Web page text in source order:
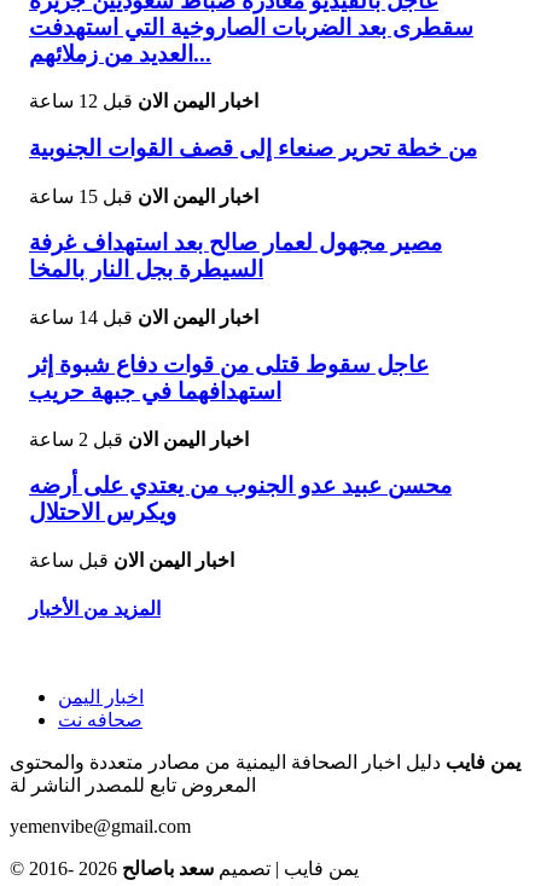
سقطرى بعد الضربات الصاروخية التي استهدفت
العديد من زملائهم...
اخبار اليمن الان قبل 12 ساعة
من خطة تحرير صنعاء إلى قصف القوات الجنوبية
اخبار اليمن الان قبل 15 ساعة
مصير مجهول لعمار صالح بعد استهداف غرفة
السيطرة بجل النار بالمخا
اخبار اليمن الان قبل 14 ساعة
عاجل سقوط قتلى من قوات دفاع شبوة إثر
استهدافهما في جبهة حريب
اخبار اليمن الان قبل 2 ساعة
محسن عبيد عدو الجنوب من يعتدي على أرضه
ويكرس الاحتلال
اخبار اليمن الان قبل ساعة
المزيد من الأخبار
اخبار اليمن
صحافه نت
يمن فايب دليل اخبار الصحافة اليمنية من مصادر متعددة والمحتوى
المعروض تابع للمصدر الناشر لة
yemenvibe@gmail.com
© 2016- 2026 يمن فايب | تصميم سعد باصالح